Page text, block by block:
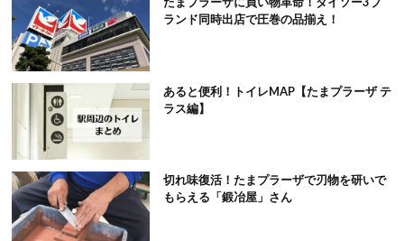
ランド同時出店で圧巻の品揃え！
あると便利！トイレMAP【たまプラーザ テ
ラス編】
切れ味復活！たまプラーザで刃物を研いで
もらえる「鍛冶屋」さん